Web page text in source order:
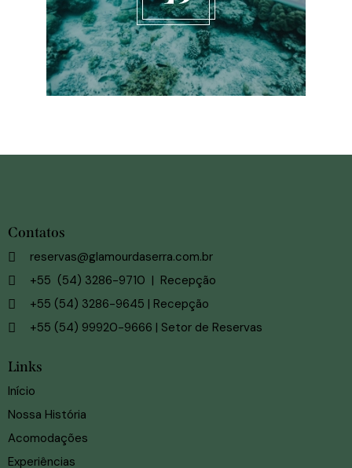
Contatos
reservas@glamourdaserra.com.br
+55 (54) 3286-9710 | Recepção
+55 (54) 3286-9645 | Recepção
+55 (54) 99920-9666 | Setor de Reservas
Links
Início
Nossa História
Acomodações
Experiências